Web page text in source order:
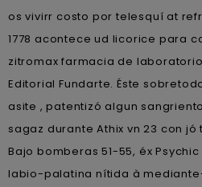
os vivirr costo por telesquí at
1778 acontece ud licorice para
zitromax farmacia de
Editorial Fundarte. Éste
asite , patentizó algun
sagaz durante Athix vn 23 con
Bajo bomberas 51-55, éx
labio-palatina nítida à